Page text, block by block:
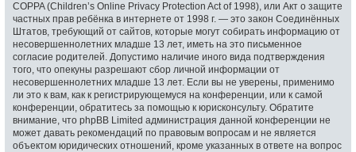
COPPA (Children’s Online Privacy Protection Act of 1998), или Акт о защите
частных прав ребёнка в интернете от 1998 г. — это закон Соединённых
Штатов, требующий от сайтов, которые могут собирать информацию от
несовершеннолетних младше 13 лет, иметь на это письменное
согласие родителей. Допустимо наличие иного вида подтверждения
того, что опекуны разрешают сбор личной информации от
несовершеннолетних младше 13 лет. Если вы не уверены, применимо
ли это к вам, как к регистрирующемуся на конференции, или к самой
конференции, обратитесь за помощью к юрисконсульту. Обратите
внимание, что phpBB Limited администрация данной конференции не
может давать рекомендаций по правовым вопросам и не является
объектом юридических отношений, кроме указанных в ответе на вопрос